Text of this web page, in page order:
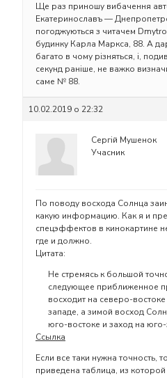
Ще раз приношу вибачення
Екатеринославъ —
погоджуються з читачем
будинку Карла Маркса, 88. А
багато в чому різняться, і,
секунд раніше, не важко
саме № 88.
10.02.2019 о 22:32
Сергій Мушенок
Учасник
По поводу восхода Солнца
какую информацию. Как я и
спецэффектов в кинокартине
где и должно.
Цитата:
Не стремясь к большой
следующее приближенное
восходит на северо-
западе, а зимой восход
юго-востоке и заход на
Ссылка
Если все таки нужна точность,
приведена таблица, из которой